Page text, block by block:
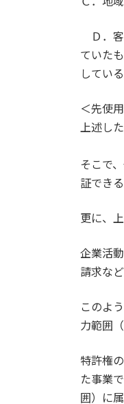
Ｄ．客
ていた
している
＜先使
上述し
そこで
証でき
更に、
企業活
請求な
このよ
力範囲
特許権
た事業
囲）に